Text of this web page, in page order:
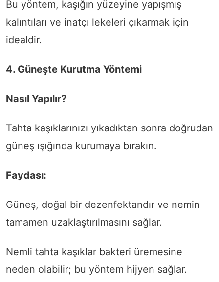
Bu yöntem, kaşığın yüzeyine yapışmış
kalıntıları ve inatçı lekeleri çıkarmak için
idealdir.
4. Güneşte Kurutma Yöntemi
Nasıl Yapılır?
Tahta kaşıklarınızı yıkadıktan sonra doğrudan
güneş ışığında kurumaya bırakın.
Faydası:
Güneş, doğal bir dezenfektandır ve nemin
tamamen uzaklaştırılmasını sağlar.
Nemli tahta kaşıklar bakteri üremesine
neden olabilir; bu yöntem hijyen sağlar.